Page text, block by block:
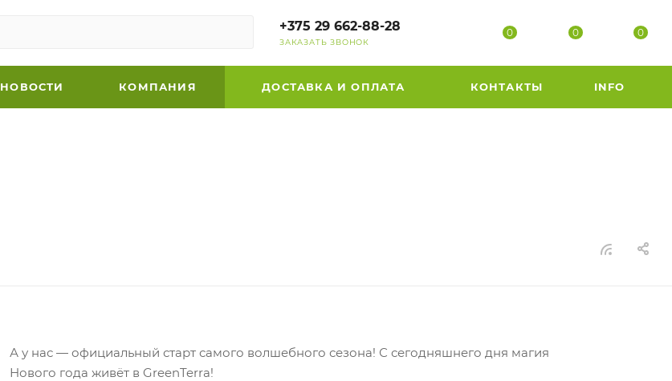
+375 29 662-88-28
ЗАКАЗАТЬ ЗВОНОК
0 0 0
НОВОСТИ КОМПАНИЯ ДОСТАВКА И ОПЛАТА КОНТАКТЫ INFO
А у нас — официальный старт самого волшебного сезона! С сегодняшнего дня магия
Нового года живёт в GreenTerra!